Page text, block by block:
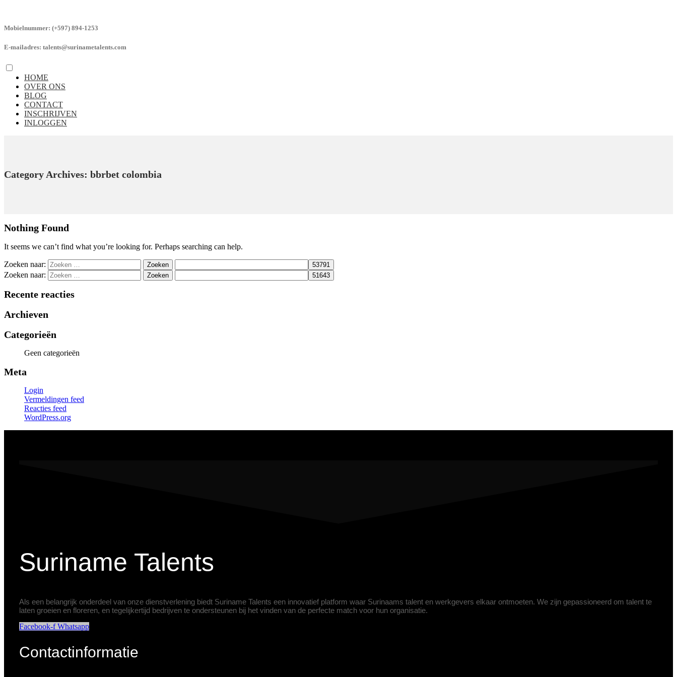
Mobielnummer: (+597) 894-1253
E-mailadres: talents@surinametalents.com
HOME
OVER ONS
BLOG
CONTACT
INSCHRIJVEN
INLOGGEN
Category Archives: bbrbet colombia
Nothing Found
It seems we can’t find what you’re looking for. Perhaps searching can help.
Zoeken naar:
Zoeken naar:
Recente reacties
Archieven
Categorieën
Geen categorieën
Meta
Login
Vermeldingen feed
Reacties feed
WordPress.org
Suriname Talents
Als een belangrijk onderdeel van onze dienstverlening biedt Suriname Talents een innovatief platform waar Surinaams talent en werkgevers elkaar ontmoeten. We zijn gepassioneerd om talent te
laten groeien en floreren, en tegelijkertijd bedrijven te ondersteunen bij het vinden van de perfecte match voor hun organisatie.
Facebook-f Whatsapp
Contactinformatie